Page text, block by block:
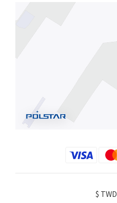
$ TWD